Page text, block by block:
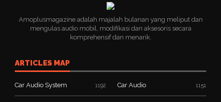
Amoplusmagazine adalah majalah bulanan yang meliput dan
mengulas audio mobil, modifikasi dan aksesoris secara
komprehensif dan menarik.
ARTICLES MAP
Car Audio System 1192 Car Audio 1151